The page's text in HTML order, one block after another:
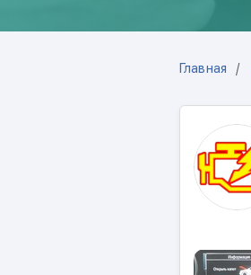
Главная